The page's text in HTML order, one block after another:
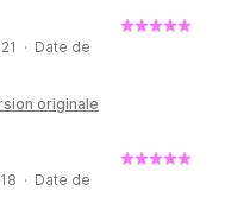
· Date de
originale
· Date de